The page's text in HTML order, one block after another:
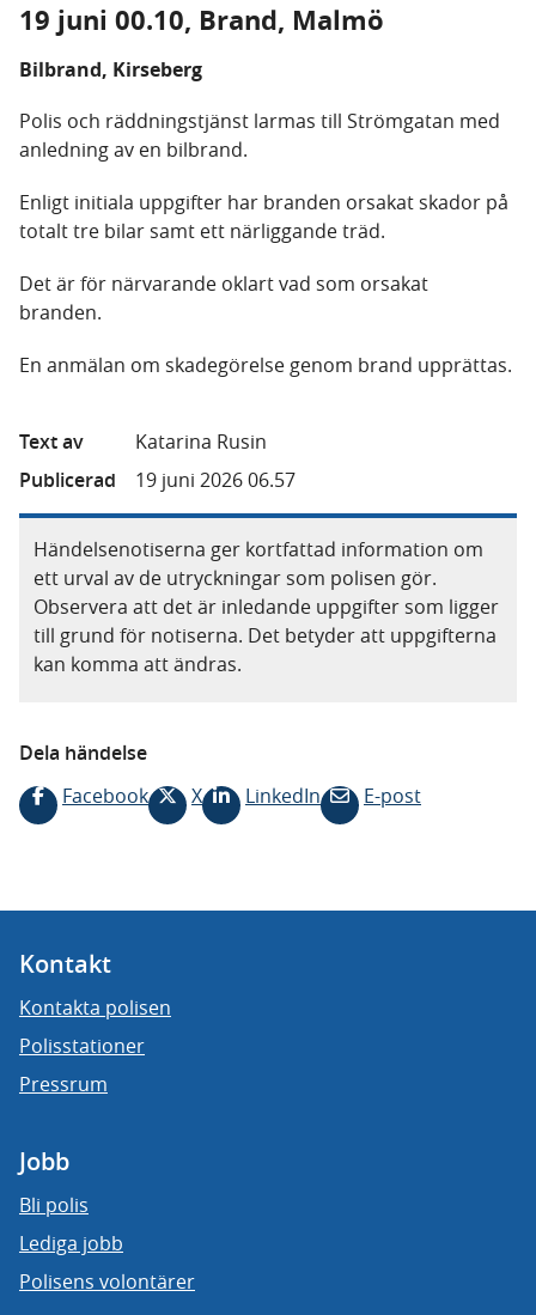
19 juni 00.10, Brand, Malmö
Bilbrand, Kirseberg
Polis och räddningstjänst larmas till Strömgatan med
anledning av en bilbrand.
Enligt initiala uppgifter har branden orsakat skador på
totalt tre bilar samt ett närliggande träd.
Det är för närvarande oklart vad som orsakat
branden.
En anmälan om skadegörelse genom brand upprättas.
Text av
Katarina Rusin
Publicerad
19 juni 2026 06.57
Händelsenotiserna ger kortfattad information om
ett urval av de utryckningar som polisen gör.
Observera att det är inledande uppgifter som ligger
till grund för notiserna. Det betyder att uppgifterna
kan komma att ändras.
Dela händelse
Facebook
X LinkedIn E-post
Kontakt
Kontakta polisen
Polisstationer
Pressrum
Jobb
Bli polis
Lediga jobb
Polisens volontärer